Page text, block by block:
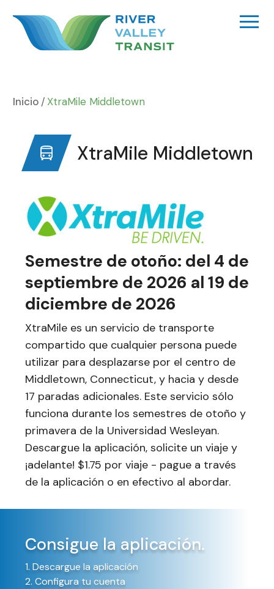
contenido
Inicio XtraMile Middletown
XtraMile Middletown
Semestre de otoño: del 4 de
septiembre de 2026 al 19 de
diciembre de 2026
XtraMile es un servicio de transporte
compartido que cualquier persona puede
utilizar para desplazarse por el centro de
Middletown, Connecticut, y hacia y desde
17 paradas adicionales. Este servicio sólo
funciona durante los semestres de otoño y
primavera de la Universidad Wesleyan.
Descargue la aplicación, solicite un viaje y
¡adelante! $1.75 por viaje - pague a través
de la aplicación o en efectivo al abordar.
Consigue la aplicación.
1. Descargue la aplicación
2. Configura tu cuenta